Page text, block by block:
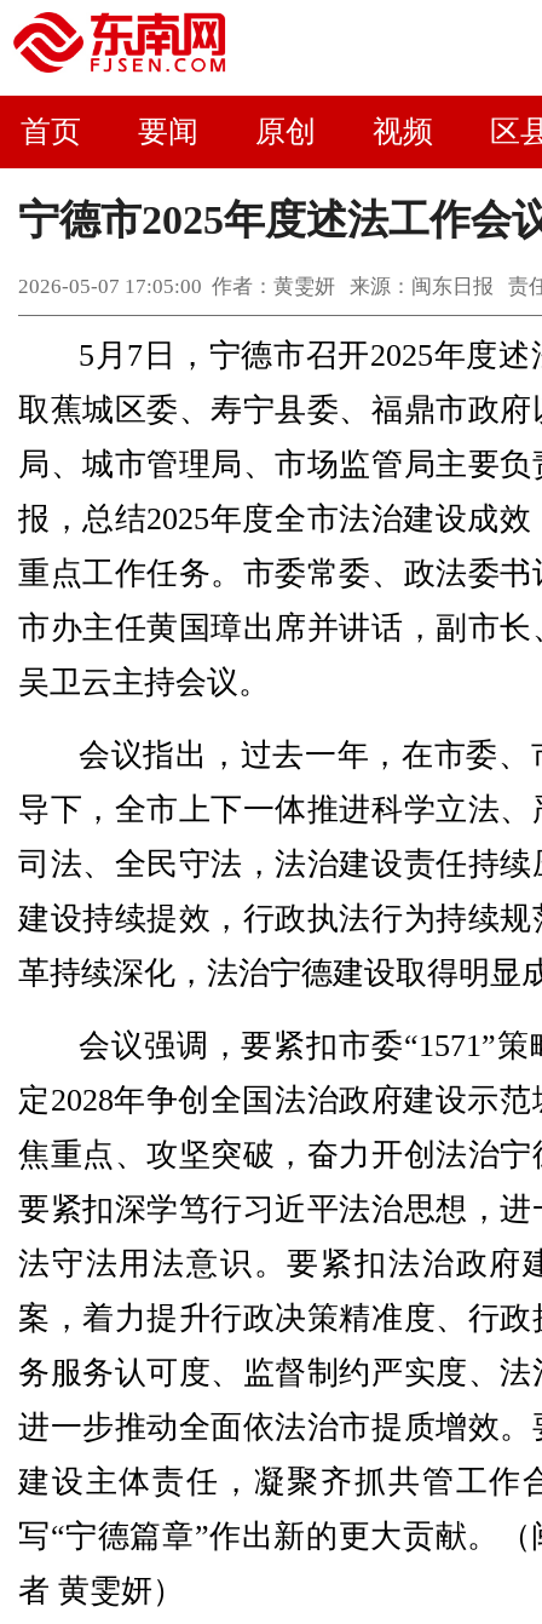
首页 要闻 原创 视频 区
宁德市2025年度述法工作会
2026-05-07 17:05:00 作者：黄雯妍 来源：闽东日报 责
5月7日，宁德市召开2025年度
取蕉城区委、寿宁县委、福鼎市政
局、城市管理局、市场监管局主要
报，总结2025年度全市法治建设成
重点工作任务。市委常委、政法委
市办主任黄国璋出席并讲话，副市
吴卫云主持会议。
会议指出，过去一年，在市委、
导下，全市上下一体推进科学立法
司法、全民守法，法治建设责任持
建设持续提效，行政执法行为持续
革持续深化，法治宁德建设取得明显
会议强调，要紧扣市委“1571”
定2028年争创全国法治政府建设示
焦重点、攻坚突破，奋力开创法治
要紧扣深学笃行习近平法治思想，
法守法用法意识。要紧扣法治政府
案，着力提升行政决策精准度、行
务服务认可度、监督制约严实度、
进一步推动全面依法治市提质增效
建设主体责任，凝聚齐抓共管工作
写“宁德篇章”作出新的更大贡献。
者 黄雯妍）